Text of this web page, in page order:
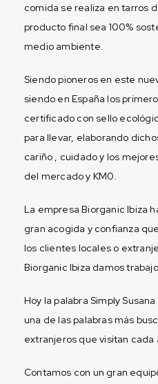
comida se realiza en tarros
producto final sea 100%
medio ambiente.
Siendo pioneros en este
siendo en España los
certificado con sello
para llevar, elaborando
cariño , cuidado y los
del mercado y KM0.
La empresa Biorganic Ibiza
gran acogida y confianza
los clientes locales o
Biorganic Ibiza damos
Hoy la palabra Simply
una de las palabras más
extranjeros que visitan cada
Contamos con un gran